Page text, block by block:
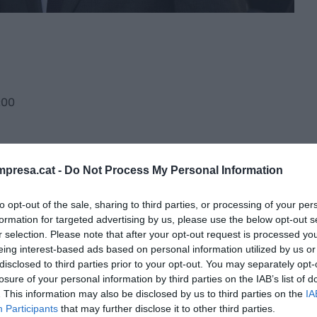
- Do Not Process My Personal Information
opt-out of the sale, sharing to third parties, or processing of your
for targeted advertising by us, please use the below opt-out
selection. Please note that after your opt-out request is processed
interest-based ads based on personal information utilized by us
to third parties prior to your opt-out. You may separately
of your personal information by third parties on the IAB’s list of
This information may also be disclosed by us to third parties on the
Participants that may further disclose it to other third parties.
ha aprovat la incorporació de
Des d’aquesta posició, l’antic membre del
Puigdemont, exercirà tasques d’assessoria a la
de Foment està format per altres noms
Gómez, Enric Lacalle, Vicente Martínez-
del consell de la Presidència no reben cap